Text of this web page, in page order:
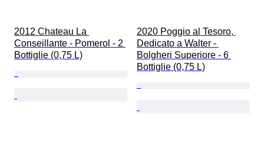
2012 Chateau La
Conseillante - Pomerol - 2
Bottiglie (0,75 L)
2020 Poggio al Tesoro,
Dedicato a Walter -
Bolgheri Superiore - 6
Bottiglie (0,75 L)